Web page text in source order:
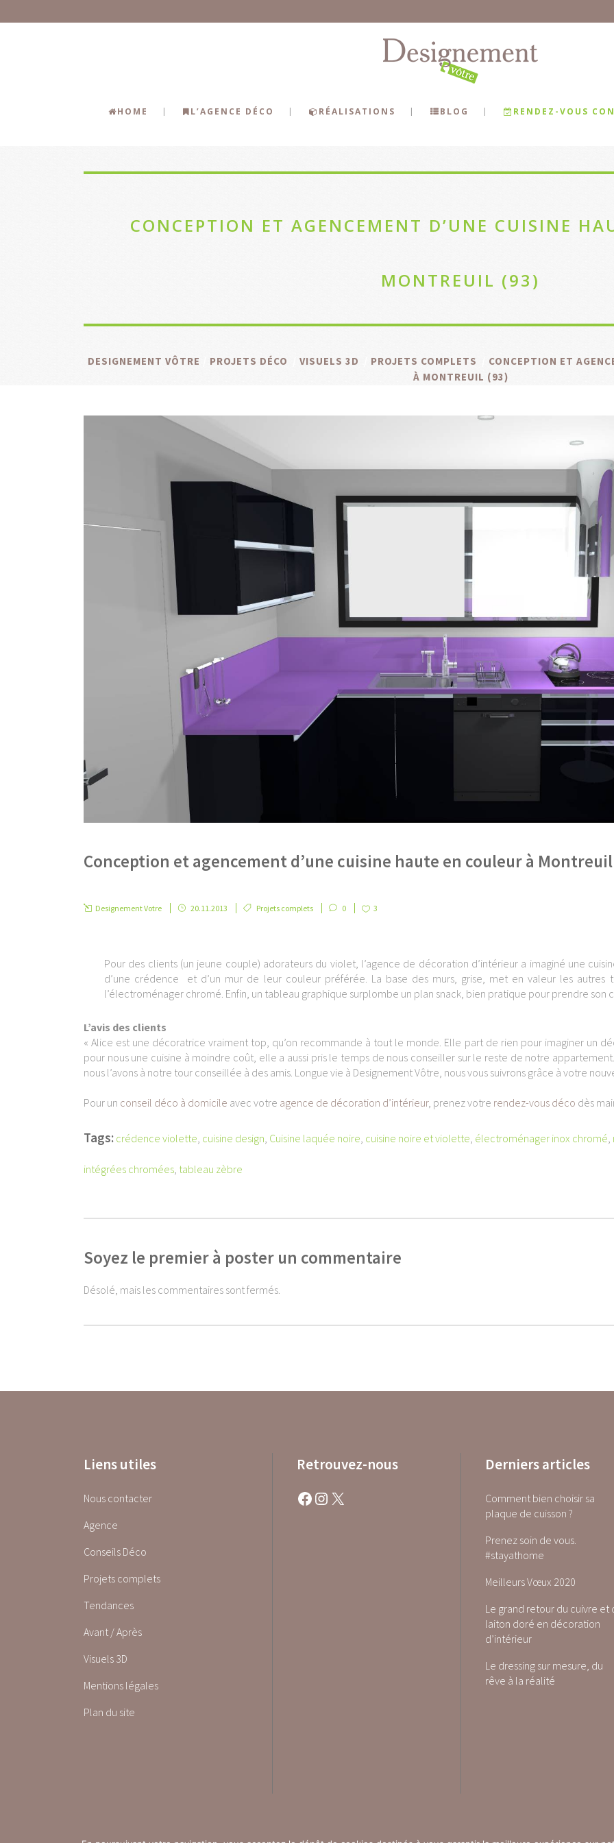
HOME L’AGENCE DÉCO RÉALISATIONS BLOG RENDEZ-VOUS
CONCEPTION ET AGENCEMENT D’UNE CUISINE
MONTREUIL (93)
DESIGNEMENT VÔTRE PROJETS DÉCO VISUELS 3D PROJETS COMPLETS
CONCEPTION ET
À MONTREUIL (93)
Conception et agencement d’une cuisine haute en couleur à
Designement Votre 20.11.2013 Projets complets 0 3
Pour des clients (un jeune couple) adorateurs du violet, l’agence de décoration d’intérieur a imaginé une
d’une crédence et d’un mur de leur couleur préférée. La base des murs, grise, met en valeur les autres
l’électroménager chromé. Enfin, un tableau graphique surplombe un plan snack, bien pratique pour prendre son
L’avis des clients
« Alice est une décoratrice vraiment top, qu’on recommande à tout le monde. Elle part de rien pour imaginer un
pour nous une cuisine à moindre coût, elle a aussi pris le temps de nous conseiller sur le reste de notre
nous l’avons à notre tour conseillée à des amis. Longue vie à Designement Vôtre, nous vous suivrons grâce à votre
Pour un conseil déco à domicile avec votre agence de décoration d’intérieur, prenez votre rendez-vous déco dès
Tags: crédence violette, cuisine design, Cuisine laquée noire, cuisine noire et violette, électroménager inox chromé,
intégrées chromées, tableau zèbre
Soyez le premier à poster un commentaire
Désolé, mais les commentaires sont fermés.
Liens utiles
Nous contacter
Agence
Conseils Déco
Projets complets
Tendances
Avant / Après
Visuels 3D
Mentions légales
Plan du site
Retrouvez-nous
Facebook Instagram X
Derniers articles
Comment bien choisir sa
plaque de cuisson ?
Prenez soin de vous.
#stayathome
Meilleurs Vœux 2020
Le grand retour du cuivre et
laiton doré en décoration
d’intérieur
Le dressing sur mesure, du
rêve à la réalité